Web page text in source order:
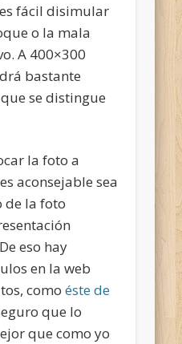
fácil disimular
o la mala
A 400×300
bastante
se distingue
la foto a
aconsejable sea
de la foto
eso hay
en la web
comoéste de
que lo
que como yo